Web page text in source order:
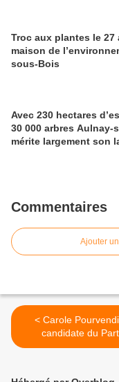
Troc aux plantes le 27
maison de
sous-Bois
Avec 230 hectares
30 000 arbres Aulnay-
mérite largement son
Commentaires
Ajouter
< Carole Pourvendier
candidate du
Socialiste à